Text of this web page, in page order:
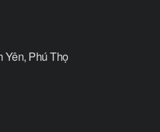
Yên, Phú Thọ